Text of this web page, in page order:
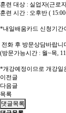
훈련 대상 : 실업자(근로
훈련 시간 : 오후반 (
*내일배움카드 신청기간
전화 후 방문상담바랍니
(방문가능시간 : 월~목,
*개강예정이므로 개강일
이전글
다음글
목록
댓글목록